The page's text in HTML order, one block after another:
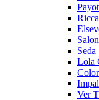
Payot
Ricca
Seda
Lola
Ver